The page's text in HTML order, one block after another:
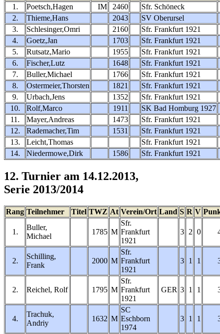
1.
Poetsch,Hagen IM 2460
Sfr. Schöneck
2.
Thieme,Hans 2043
SV Oberursel
3.
Schlesinger,Omri 2160
Sfr. Frankfurt 1921
4.
Goetz,Jan 1703
Sfr. Frankfurt 1921
5.
Rutsatz,Mario 1955
Sfr. Frankfurt 1921
6.
Fischer,Lutz 1648
Sfr. Frankfurt 1921
7.
Buller,Michael 1766
Sfr. Frankfurt 1921
8.
Ostermeier,Thorsten 1821
Sfr. Frankfurt 1921
9.
Urbach,Jens 1352
Sfr. Frankfurt 1921
10.
Rolf,Marco 1911
SK Bad Homburg 1927
11.
Mayer,Andreas 1473
Sfr. Frankfurt 1921
12.
Rademacher,Tim 1531
Sfr. Frankfurt 1921
13.
Leicht,Thomas
Sfr. Frankfurt 1921
14.
Niedermowe,Dirk 1586 Sfr. Frankfurt 1921
12. Turnier am 14.12.2013,
Serie 2013/2014
Rang Teilnehmer Titel TWZ At Verein/Ort Land S R V
1.
Buller,
Michael
1785 M
Sfr.
Frankfurt
1921
3 2 0
2.
Schilling,
Frank
2000 M
Sfr.
Frankfurt
1921
3 1 1
2. Reichel, Rolf 1795 M
Sfr.
Frankfurt
1921
GER 3 1 1
4.
Trachuk,
Andriy
1632 M
SC
Eschborn
1974
3 1 1